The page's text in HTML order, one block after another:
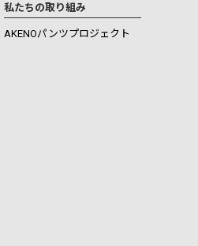
私たちの取り組み
AKENOパンツプロジェクト